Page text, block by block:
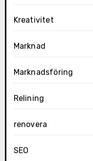
Kreativitet
Marknad
Marknadsföring
Relining
renovera
SEO